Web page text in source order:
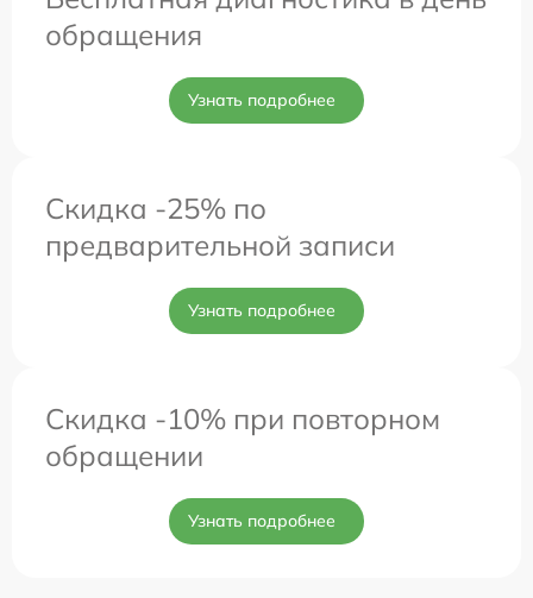
обращения
Узнать подробнее
Скидка -25% по
предварительной записи
Узнать подробнее
Скидка -10% при повторном
обращении
Узнать подробнее